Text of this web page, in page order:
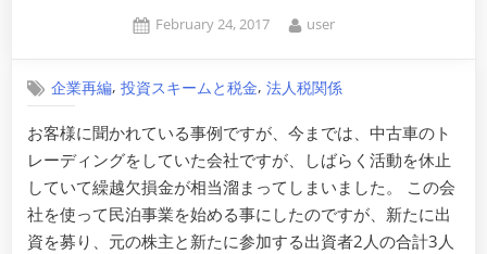
Posted
February 24, 2017 By
user
企業再編,投資スキームと税金,法人税関係
お客様に聞かれている事例ですが、今までは、中古車のト
レーディングをしていた会社ですが、しばらく活動を休止
していて繰越欠損金が相当溜まってしまいました。 この会
社を使って民泊事業を始める事にしたのですが、新たに出
資を募り、元の株主と新たに参加する出資者2人の合計3人